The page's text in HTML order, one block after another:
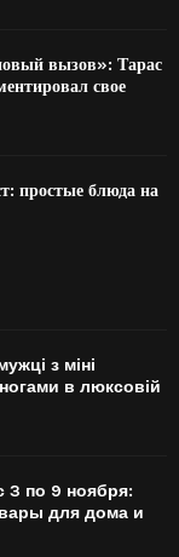
вызов»: Тарас
свое
простые блюда на
з міні
в люксовій
3 по 9 ноября:
для дома и